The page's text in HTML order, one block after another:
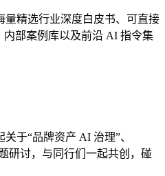
量精选行业深度白皮书、可直接
内部案例库以及前沿 AI 指令集
于“品牌资产 AI 治理”、
研讨，与同行们一起共创，碰